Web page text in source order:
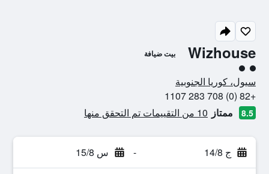
Wizhouse بيت ضيافة
تقييم فئة 2
سيول، كوريا الجنوبية
+82 (0) 708 283 1107
8.5 ممتاز 10 من التقييمات تم التحقق منها
ج 14/8 - س 15/8